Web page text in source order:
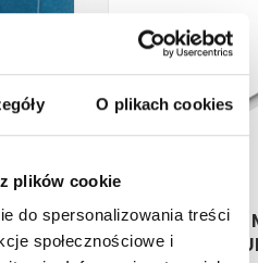
O plikach cookies
plików cookie
do spersonalizowania treści
społecznościowe i
Makoinstal
32-